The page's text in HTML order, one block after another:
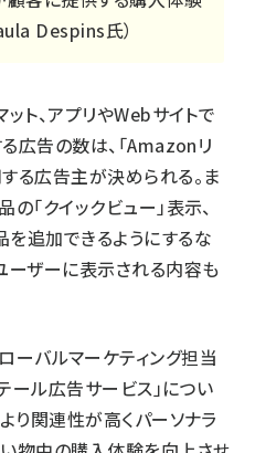
Despins氏）
ト、アプリやWebサイトで
広告の数は、「Amazonリ
る広告主が決められる。ま
「クイックビュー」表示、
追加できるようにするな
ーザーに表示される内容も
バルマーケティング担当
ール広告サービス」につい
り関連性が高くパーソナラ